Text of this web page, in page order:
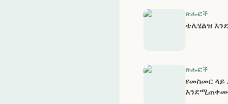
ጽሑፎች
ቴሌሄልዝ
ጽሑፎች
የመስመር ላይ